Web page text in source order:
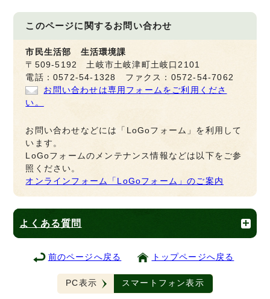
このページに関するお問い合わせ
市民生活部 生活環境課
〒509-5192 土岐市土岐津町土岐口2101
電話：0572-54-1328 ファクス：0572-54-7062
お問い合わせは専用フォームをご利用くださ
い。
お問い合わせなどには「LoGoフォーム」を利用して
います。
LoGoフォームのメンテナンス情報などは以下をご参
照ください。
オンラインフォーム「LoGoフォーム」のご案内
よくある質問
前のページへ戻る トップページへ戻る
PC表示 スマートフォン表示